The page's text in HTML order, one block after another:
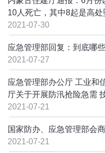
10人死亡，其中8起是高处
2021-07-30
应急管理部回复：到底哪
2021-07-27
应急管理部办公厅 工业和
厅关于开展防汛抢险急需
2021-07-21
国家防办、应急管理部会
2021-07-21